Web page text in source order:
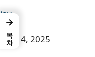
jay
5월 14, 2025
→
목차